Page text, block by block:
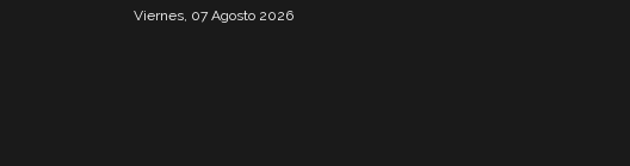
Viernes, 07 Agosto 2026